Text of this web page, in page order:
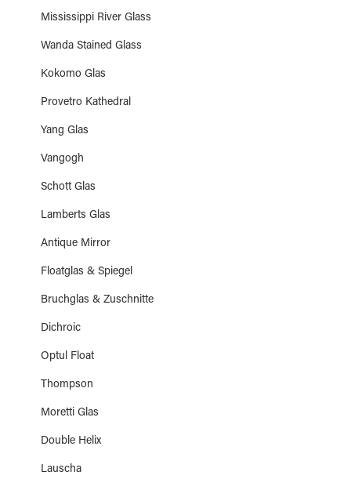
Mississippi River Glass
Wanda Stained Glass
Kokomo Glas
Provetro Kathedral
Yang Glas
Vangogh
Schott Glas
Lamberts Glas
Antique Mirror
Floatglas & Spiegel
Bruchglas & Zuschnitte
Dichroic
Optul Float
Thompson
Moretti Glas
Double Helix
Lauscha